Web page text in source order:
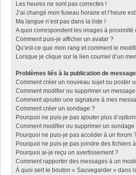
Les heures ne sont pas correctes !
J’ai changé mon fuseau horaire et l’heure
Ma langue n’est pas dans la liste !
A quoi correspondent les images à proximité
Comment puis-je afficher un avatar ?
Qu’est-ce que mon rang et comment le
Lorsque je clique sur le lien courriel d’un
Problèmes liés à la publication de
Comment créer un nouveau sujet ou poster
Comment modifier ou supprimer un
Comment ajouter une signature à mes
Comment créer un sondage ?
Pourquoi ne puis-je pas ajouter plus
Comment modifier ou supprimer un sondage
Pourquoi ne puis-je pas accéder à un forum
Pourquoi ne puis-je pas joindre des fichiers
Pourquoi ai-je reçu un avertissement ?
Comment rapporter des messages à un
À quoi sert le bouton « Sauvegarder » dans